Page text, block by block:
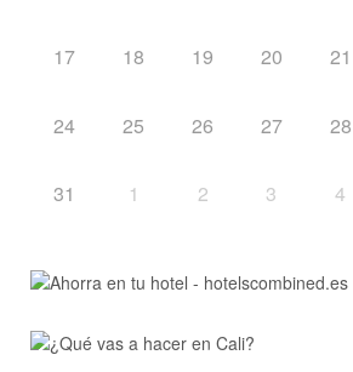
17 18 19 20 21
24 25 26 27 28
31 1 2 3 4